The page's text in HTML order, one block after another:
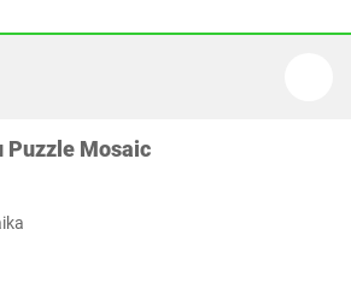
Puzzle Mosaic